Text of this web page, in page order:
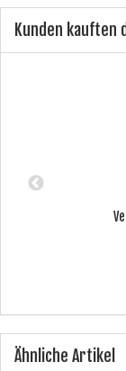
Kunden kauften
Ähnliche Artikel